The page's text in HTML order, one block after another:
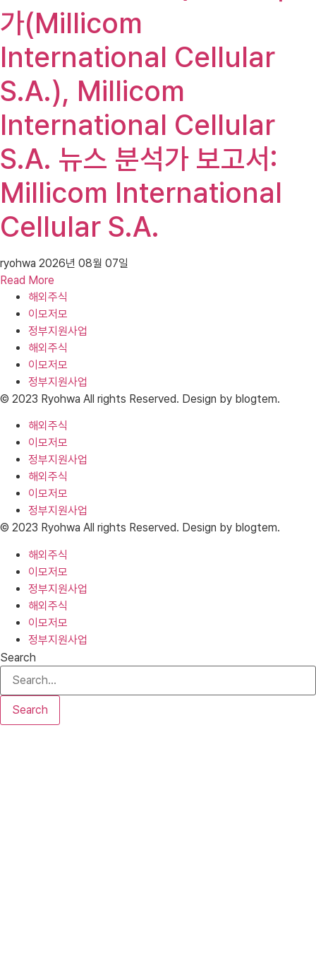
가(Millicom
International Cellular
S.A.), Millicom
International Cellular
S.A. 뉴스 분석가 보고서:
Millicom International
Cellular S.A.
ryohwa 2026년 08월 07일
Read More
해외주식
이모저모
정부지원사업
해외주식
이모저모
정부지원사업
© 2023 Ryohwa All rights Reserved. Design by blogtem.
해외주식
이모저모
정부지원사업
해외주식
이모저모
정부지원사업
© 2023 Ryohwa All rights Reserved. Design by blogtem.
해외주식
이모저모
정부지원사업
해외주식
이모저모
정부지원사업
Search
Search